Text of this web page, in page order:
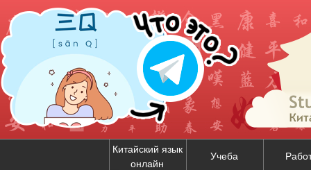
Китайский язык
онлайн
Учеба